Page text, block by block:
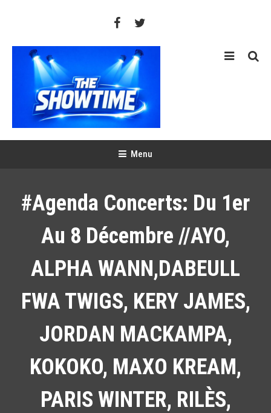
Menu
#Agenda Concerts: Du 1er
Au 8 Décembre //AYO,
ALPHA WANN,DABEULL
FWA TWIGS, KERY JAMES,
JORDAN MACKAMPA,
KOKOKO, MAXO KREAM,
PARIS WINTER, RILÈS,